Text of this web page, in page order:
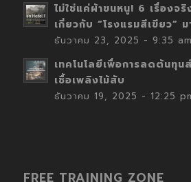
ไม่ใช่แค่ผ้าขนหนู! 6 เรื่องจ
เกี่ยวกับ “โรงแรมสีเขียว” ม
ธันวาคม 23, 2025 - 9:35 am
เทคโนโลยีเพื่อการลดต้นทุน
เชื้อเพลิงไม้สับ
ธันวาคม 19, 2025 - 12:25
FREE TRAINING ZONE